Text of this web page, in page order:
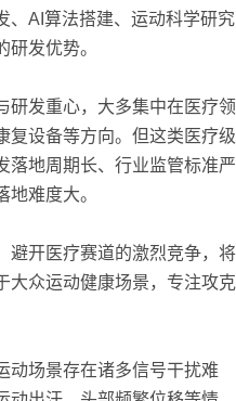
、AI算法搭建、运动科学研究
发优势。
研发重心，大多集中在医疗领
复设备等方向。但这类医疗级
落地周期长、行业监管标准严
难度大。
避开医疗赛道的激烈竞争，将
大众运动健康场景，专注攻克
动场景存在诸多信号干扰难